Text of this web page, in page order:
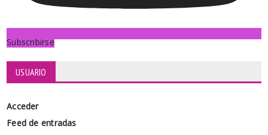
Subscribirse
USUARIO
Acceder
Feed de entradas